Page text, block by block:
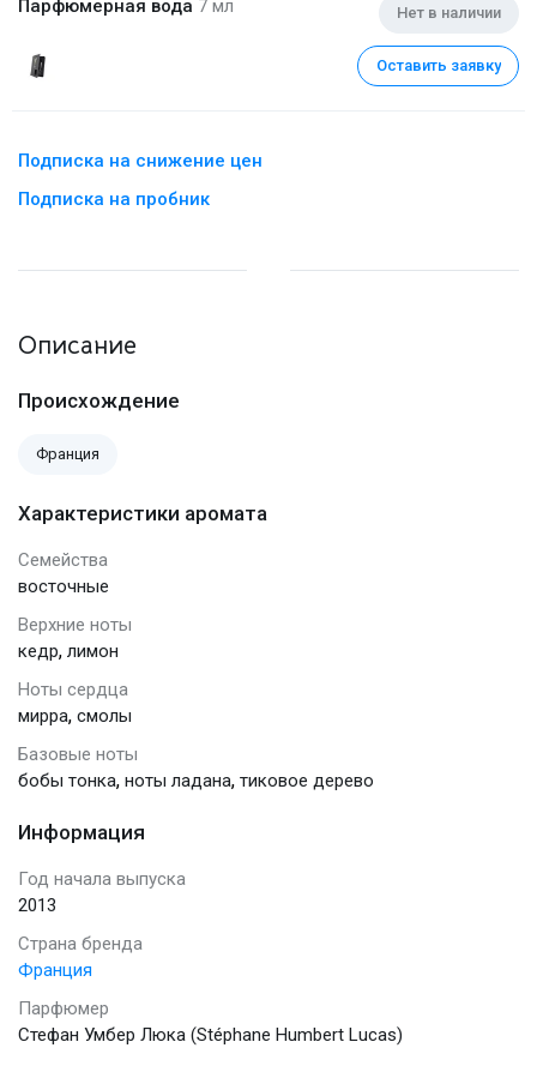
Парфюмерная вода 7 мл Нет в наличии
Оставить заявку
Подписка на снижение цен
Подписка на пробник
Описание
Происхождение
Франция
Характеристики аромата
Семейства
восточные
Верхние ноты
кедр, лимон
Ноты сердца
мирра, смолы
Базовые ноты
бобы тонка, ноты ладана, тиковое дерево
Информация
Год начала выпуска
2013
Страна бренда
Франция
Парфюмер
Стефан Умбер Люка (Stéphane Humbert Lucas)